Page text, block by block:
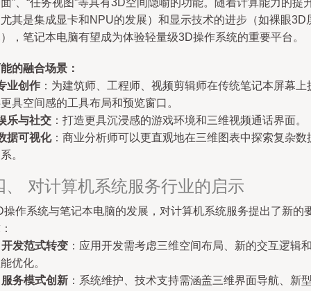
”、“任务视图”等具有3D空间隐喻的功能。随着计算能力的提
其是集成显卡和NPU的发展）和显示技术的进步（如裸眼3D
，笔记本电脑有望成为体验轻量级3D操作系统的重要平台。
的融合场景：
业创作 ：为建筑师、工程师、视频剪辑师在传统笔记本屏幕上
具空间感的工具布局和预览窗口。
乐与社交 ：打造更具沉浸感的游戏环境和三维视频通话界面。
据可视化：商业分析师可以更直观地在三维图表中探索复杂数
。
、 对计算机系统服务行业的启示
操作系统与笔记本电脑的发展，对计算机系统服务提出了新的
开发范式转变 ：应用开发需考虑三维空间布局、新的交互逻辑
优化。
服务模式创新 ：系统维护、技术支持需涵盖三维界面导航、新